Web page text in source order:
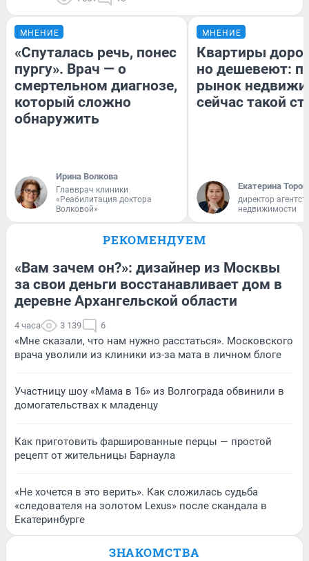
МНЕНИЕ
«Спуталась речь, понес
пургу». Врач — о
смертельном диагнозе,
который сложно
обнаружить
Ирина Волкова
Главврач клиники
«Реабилитация доктора
Волковой»
МНЕНИЕ
Квартиры
но дешевеют:
рынок
сейчас такой
Екатерина
директор
недвижимости
РЕКОМЕНДУЕМ
«Вам зачем он?»: дизайнер из Москвы
за свои деньги восстанавливает дом в
деревне Архангельской области
4 часа 3 139 6
«Мне сказали, что нам нужно расстаться». Московского
врача уволили из клиники из-за мата в личном блоге
Участницу шоу «Мама в 16» из Волгограда обвинили в
домогательствах к младенцу
Как приготовить фаршированные перцы — простой
рецепт от жительницы Барнаула
«Не хочется в это верить». Как сложилась судьба
«следователя на золотом Lexus» после скандала в
Екатеринбурге
ЗНАКОМСТВА